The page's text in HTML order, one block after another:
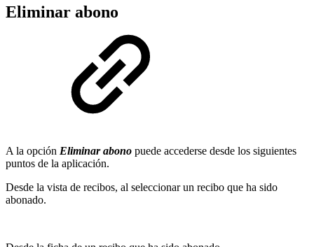
Eliminar abono
A la opción Eliminar abono puede accederse desde los siguientes
puntos de la aplicación.
Desde la vista de recibos, al seleccionar un recibo que ha sido
abonado.